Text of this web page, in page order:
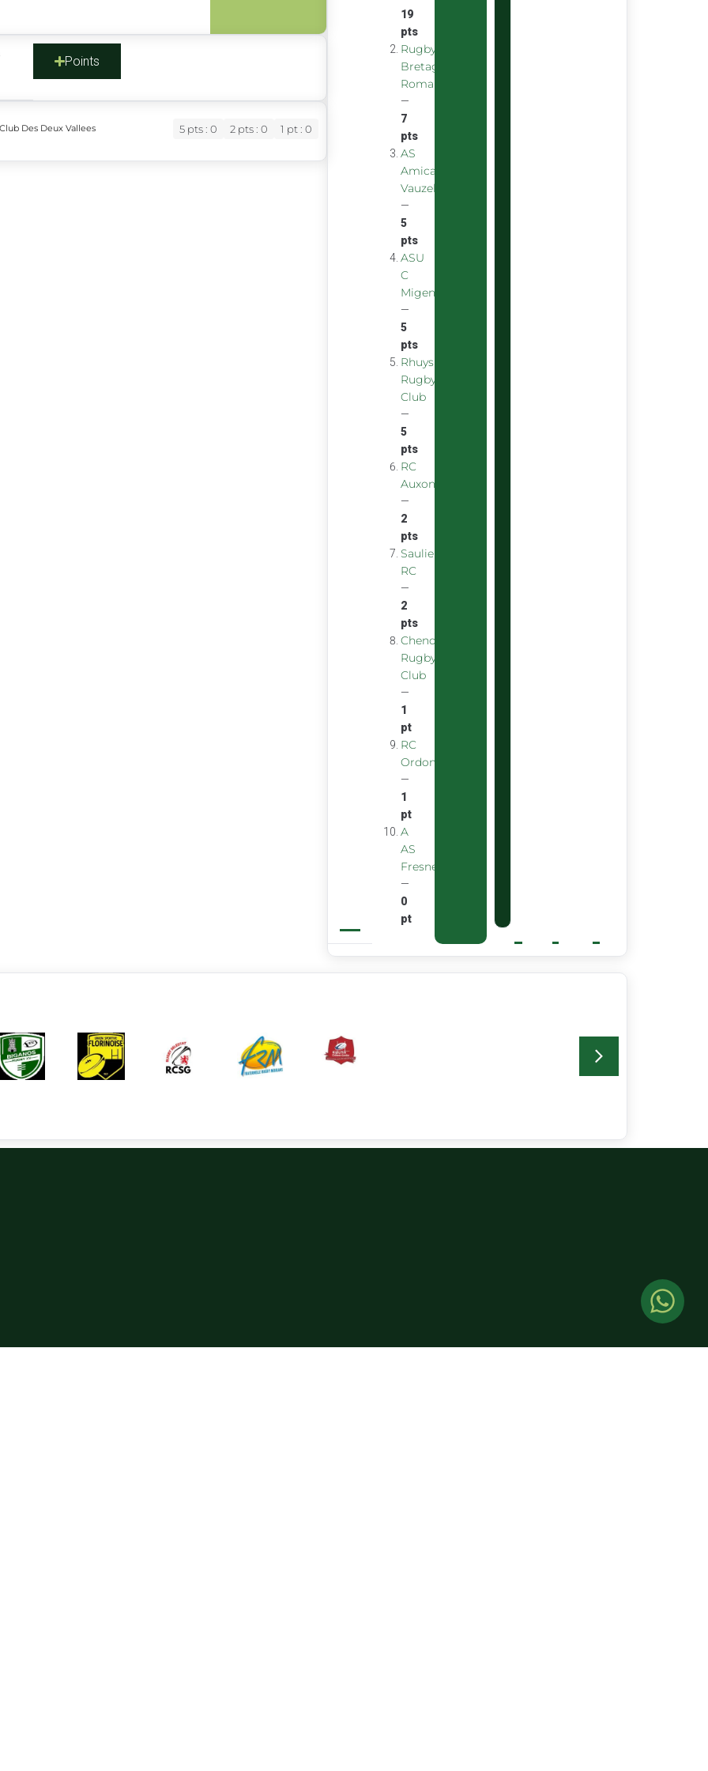
Points
5 pts : 0 2 pts : 0 1 pt : 0
Des Deux Vallees
19
pts
Rugby
Bretagne
Romantique
—
7
pts
AS
Amicale
Vauzelles
—
5
pts
ASU
C
Migennes
—
5
pts
Rhuys
Rugby
Club
—
5
pts
RC
Auxonnais
—
2
pts
Saulieu
RC
—
2
pts
Chenove
Rugby
Club
—
1
pt
RC
Ordon
—
1
pt
A
AS
Fresnes
—
0
pt